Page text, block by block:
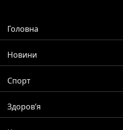
Головна
Новини
Спорт
Здоров’я